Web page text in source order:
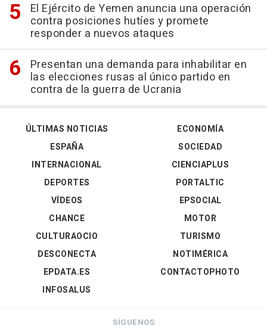
El Ejército de Yemen anuncia una operación
contra posiciones hutíes y promete
responder a nuevos ataques
Presentan una demanda para inhabilitar en
las elecciones rusas al único partido en
contra de la guerra de Ucrania
ÚLTIMAS NOTICIAS
ESPAÑA
INTERNACIONAL
DEPORTES
VÍDEOS
ECONOMÍA
SOCIEDAD
CIENCIAPLUS
PORTALTIC
EPSOCIAL
CHANCE
CULTURAOCIO
DESCONECTA
EPDATA.ES
INFOSALUS
MOTOR
TURISMO
NOTIMÉRICA
CONTACTOPHOTO
SÍGUENOS